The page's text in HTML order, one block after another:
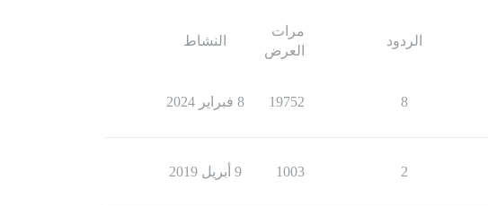
الردود
مرات
العرض
النشاط
8
19752 8 فبراير 2024
2
1003 9 أبريل 2019